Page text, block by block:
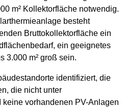
m² Kollektorfläche notwendig.
besteht
Bruttokollektorfläche ein
ein geeignetes
3.000 m² groß sein.
identifiziert, die
die nicht unter
keine vorhandenen PV-Anlagen